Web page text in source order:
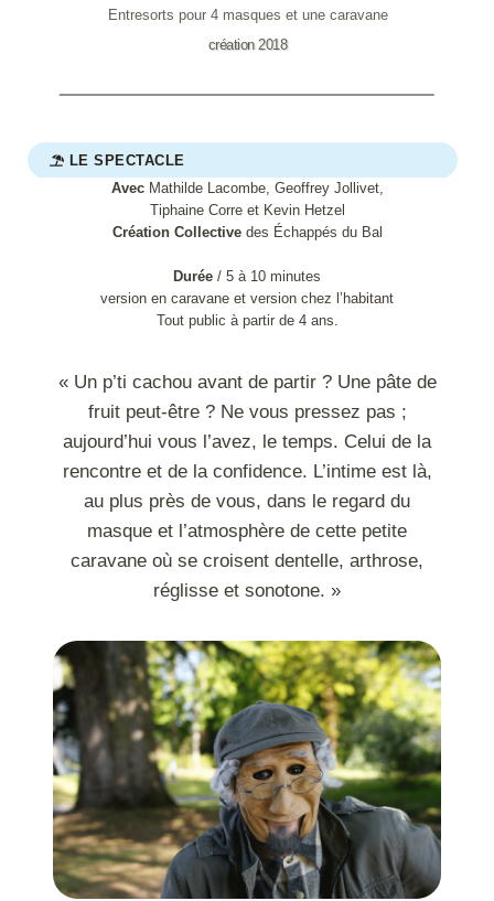
Entresorts pour 4 masques et une caravane
création 2018
LE SPECTACLE
AvecMathilde Lacombe, Geoffrey Jollivet,
Tiphaine Corre et Kevin Hetzel
Création Collectivedes Échappés du Bal
Durée / 5 à 10 minutes
version en caravane et version chez l’habitant
Tout public à partir de 4 ans.
« Un p’ti cachou avant de partir ? Une pâte de
fruit peut-être ? Ne vous pressez pas ;
aujourd’hui vous l’avez, le temps. Celui de la
rencontre et de la confidence. L’intime est là,
au plus près de vous, dans le regard du
masque et l’atmosphère de cette petite
caravane où se croisent dentelle, arthrose,
réglisse et sonotone. »